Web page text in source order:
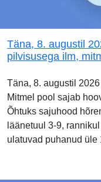
Täna, 8. augustil
pilvisusega ilm,
Täna, 8. augustil
Mitmel pool sajab
Õhtuks sajuhood
läänetuul 3-9,
ulatuvad puhanud üle